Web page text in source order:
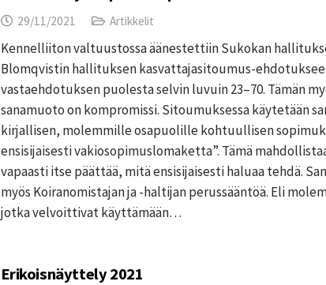
29/11/2021 Artikkelit
Kennelliiton valtuustossa äänestettiin Sukokan
Blomqvistin hallituksen kasvattajasitoumus-
vastaehdotuksen puolesta selvin luvuin 23–70. Tämän
sanamuoto on kompromissi. Sitoumuksessa käytetään
kirjallisen, molemmille osapuolille kohtuullisen
ensisijaisesti vakiosopimuslomaketta”. Tämä
vapaasti itse päättää, mitä ensisijaisesti haluaa tehdä.
myös Koiranomistajan ja -haltijan perussääntöä. Eli
jotka velvoittivat käyttämään…
Erikoisnäyttely 2021